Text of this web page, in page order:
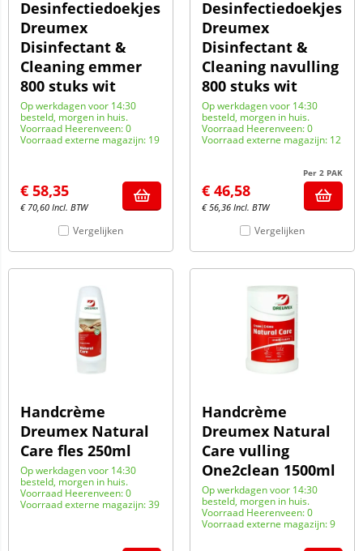
Desinfectiedoekjes
Dreumex
Disinfectant &
Cleaning emmer
800 stuks wit
Op werkdagen voor 14:30
besteld, morgen in huis.
Voorraad Heerenveen: 0
Voorraad externe magazijn: 19
€ 58,35
€ 70,60 Incl. BTW
Vergelijken
Desinfectiedoekjes
Dreumex
Disinfectant &
Cleaning navulling
800 stuks wit
Op werkdagen voor 14:30
besteld, morgen in huis.
Voorraad Heerenveen: 0
Voorraad externe magazijn: 12
Per 2 PAK
€ 46,58
€56,36 Incl. BTW
Vergelijken
Handcrème
Dreumex Natural
Care fles 250ml
Op werkdagen voor 14:30
besteld, morgen in huis.
Voorraad Heerenveen: 0
Voorraad externe magazijn: 39
Handcrème
Dreumex Natural
Care vulling
One2clean 1500ml
Op werkdagen voor 14:30
besteld, morgen in huis.
Voorraad Heerenveen: 0
Voorraad externe magazijn: 9